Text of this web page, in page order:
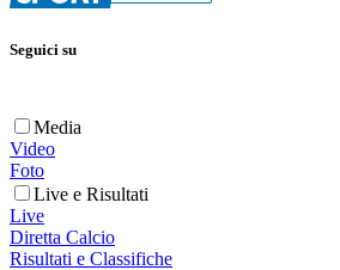
Seguici su
Media
Video
Foto
Live e Risultati
Live
Diretta Calcio
Risultati e Classifiche